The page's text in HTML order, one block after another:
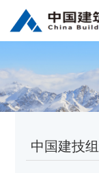
中国建技